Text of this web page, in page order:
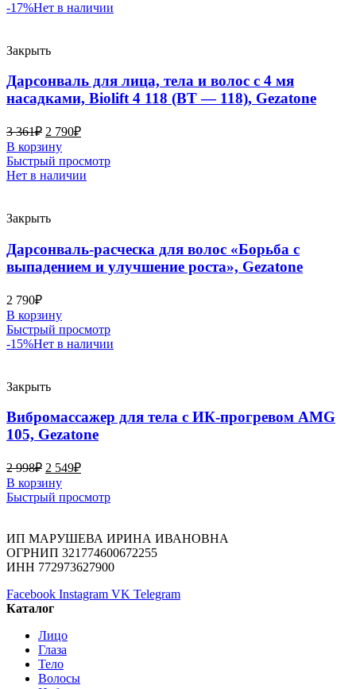
-17%Нет в наличии
Закрыть
Дарсонваль для лица, тела и волос с 4 мя
насадками, Biolift 4 118 (BT — 118), Gezatone
3 361₽ 2 790₽
В корзину
Быстрый просмотр
Нет в наличии
Закрыть
Дарсонваль-расческа для волос «Борьба с
выпадением и улучшение роста», Gezatone
2 790₽
В корзину
Быстрый просмотр
-15%Нет в наличии
Закрыть
Вибромассажер для тела с ИК-прогревом AMG
105, Gezatone
2 998₽ 2 549₽
В корзину
Быстрый просмотр
ИП МАРУШЕВА ИРИНА ИВАНОВНА
ОГРНИП 321774600672255
ИНН 772973627900
Facebook Instagram VK Telegram
Каталог
Лицо
Глаза
Тело
Волосы